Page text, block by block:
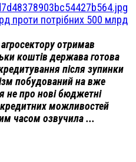
проти потрібних 500 млрд
отримав
коштів держава готова
після зупинки
побудований на вже
не про нові бюджетні
можливостей
часом озвучила ...